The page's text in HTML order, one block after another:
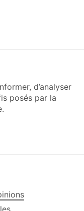
d’analyser
posés par la